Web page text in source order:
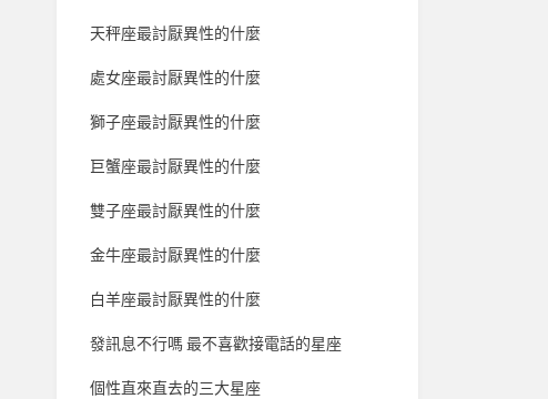
天秤座最討厭異性的什麼
處女座最討厭異性的什麼
獅子座最討厭異性的什麼
巨蟹座最討厭異性的什麼
雙子座最討厭異性的什麼
金牛座最討厭異性的什麼
白羊座最討厭異性的什麼
發訊息不行嗎 最不喜歡接電話的星座
個性直來直去的三大星座